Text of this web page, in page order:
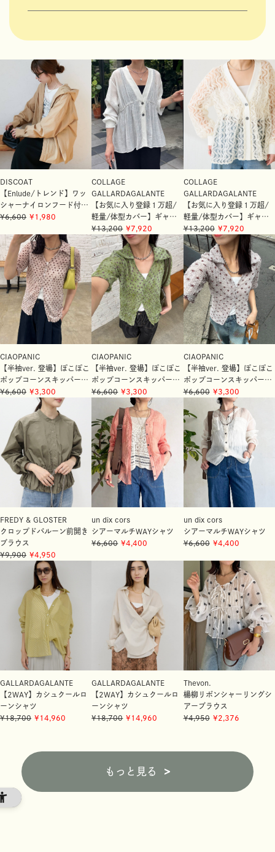
DISCOAT
【Enlude/トレンド】ワッ
シャーナイロンフード付き
シャツ《ユニセックス》
6,600 1,980
COLLAGE
GALLARDAGALANTE
【お気に入り登録１万超/
軽量/体型カバー】ギャザ
ー切替シアーシャツカーデ
ィガン
13,200 7,920
COLLAGE
GALLARDAGALANTE
【お気に入り登録１万超/
軽量/体型カバー】ギャザ
ー切替シアーシャツカーデ
ィガン
13,200 7,920
CIAOPANIC
【半袖ver. 登場】ぽこぽこ
ポップコーンスキッパーシ
ャツ
6,600 3,300
CIAOPANIC
【半袖ver. 登場】ぽこぽこ
ポップコーンスキッパーシ
ャツ
6,600 3,300
CIAOPANIC
【半袖ver. 登場】ぽこぽこ
ポップコーンスキッパーシ
ャツ
6,600 3,300
FREDY & GLOSTER
クロップドバルーン前開き
ブラウス
9,900
4,950
un dix cors
シアーマルチWAYシャツ
6,600
4,400
un dix cors
シアーマルチWAYシャツ
6,600
4,400
GALLARDAGALANTE
【2WAY】カシュクールロ
ーンシャツ
18,700
14,960
GALLARDAGALANTE
【2WAY】カシュクールロ
ーンシャツ
18,700
14,960
Thevon.
楊柳リボンシャーリングシ
アーブラウス
4,950
2,376
もっと見る